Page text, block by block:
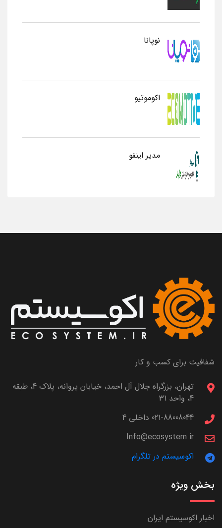
نوپانا
اکوموتیو
مدیر اینفو
شفافیت برای کسب و کار
تهران، بزرگراه جلال آل احمد، خیابان پروانه، پلاک 4، طبقه
4، واحد 31
021-88008044 داخلی 4
Info@ecosystem.ir
اکوسیستم در تلگرام
بخش ویژه
اخبار اکوسیستم ایران